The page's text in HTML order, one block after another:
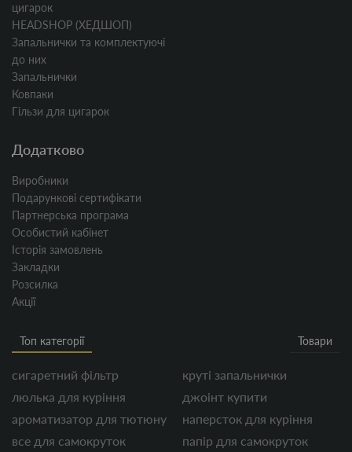
цигарок
HEADSHOP (ХЕДШОП)
Запальнички та комплектуючі
до них
Запальнички
Ковпаки
Гільзи для цигарок
Додатково
Виробники
Подарункові сертифікати
Партнерська програма
Особистий кабінет
Історія замовлень
Закладки
Розсилка
Акції
Топ категорії Товари
сигаретний фільтр
люлька для куріння
ароматизатор для тютюну
все для самокруток
круті запальнички
джоінт купити
наперсток для куріння
папір для самокруток